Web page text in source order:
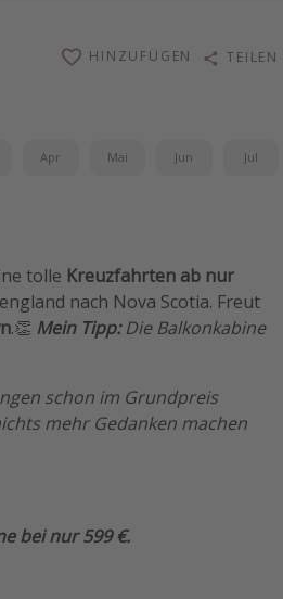
HINZUFÜGEN TEILEN
Apr Mai Jun Jul
tolle Kreuzfahrten ab nur
nach Nova Scotia. Freut
.👏 Mein Tipp:Die Balkonkabine
schon im Grundpreis
mehr Gedanken machen
bei nur 599 €.